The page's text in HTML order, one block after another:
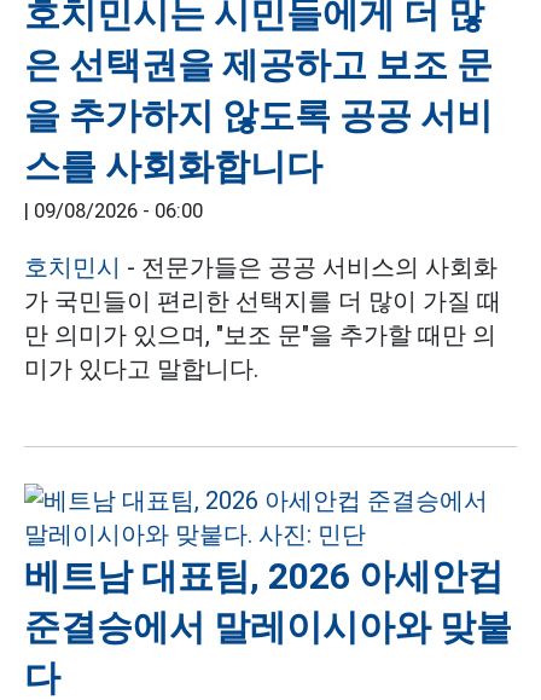
호치민시는 시민들에게 더 많
은 선택권을 제공하고 보조 문
을 추가하지 않도록 공공 서비
스를 사회화합니다
| 09/08/2026 - 06:00
호치민시 - 전문가들은 공공 서비스의 사회화
가 국민들이 편리한 선택지를 더 많이 가질 때
만 의미가 있으며, "보조 문"을 추가할 때만 의
미가 있다고 말합니다.
베트남 대표팀, 2026 아세안컵
준결승에서 말레이시아와 맞붙
다